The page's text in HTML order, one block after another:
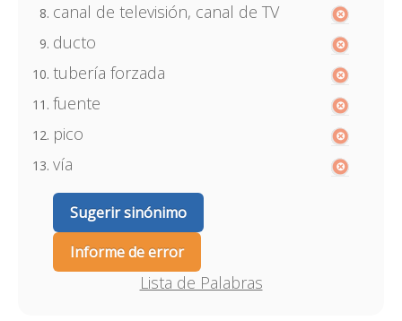
canal de televisión, canal de TV
ducto
tubería forzada
fuente
pico
vía
Sugerir sinónimo
Informe de error
Lista de Palabras